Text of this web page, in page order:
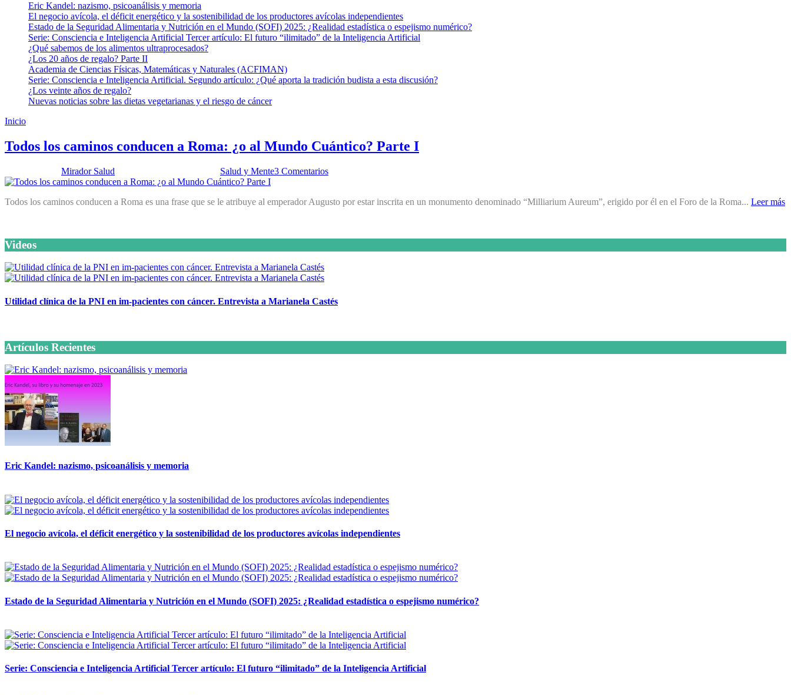
Eric Kandel: nazismo, psicoanálisis y memoria
El negocio avícola, el déficit energético y la sostenibilidad de los productores avícolas independientes
Estado de la Seguridad Alimentaria y Nutrición en el Mundo (SOFI) 2025: ¿Realidad estadística o espejismo numérico?
Serie: Consciencia e Inteligencia Artificial Tercer artículo: El futuro “ilimitado” de la Inteligencia Artificial
¿Qué sabemos de los alimentos ultraprocesados?
¿Los 20 años de regalo? Parte II
Academia de Ciencias Físicas, Matemáticas y Naturales (ACFIMAN)
Serie: Consciencia e Inteligencia Artificial. Segundo artículo: ¿Qué aporta la tradición budista a esta discusión?
¿Los veinte años de regalo?
Nuevas noticias sobre las dietas vegetarianas y el riesgo de cáncer
Inicio
Todos los caminos conducen a Roma: ¿o al Mundo Cuántico? Parte I
Mirador Salud Salud y Mente3 Comentarios
Todos los caminos conducen a Roma es una frase que se le atribuye al emperador Augusto por estar inscrita en un monumento denominado “Milliarium Aureum”, erigido por él en el Foro de la Roma... Leer más
Videos
Utilidad clínica de la PNI en im-pacientes con cáncer. Entrevista a Marianela Castés
Artículos Recientes
Eric Kandel: nazismo, psicoanálisis y memoria
El negocio avícola, el déficit energético y la sostenibilidad de los productores avícolas independientes
Estado de la Seguridad Alimentaria y Nutrición en el Mundo (SOFI) 2025: ¿Realidad estadística o espejismo numérico?
Serie: Consciencia e Inteligencia Artificial Tercer artículo: El futuro “ilimitado” de la Inteligencia Artificial